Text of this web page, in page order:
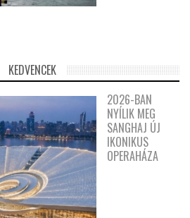
KEDVENCEK
2026-BAN
NYÍLIK MEG
SANGHAJ ÚJ
IKONIKUS
OPERAHÁZA